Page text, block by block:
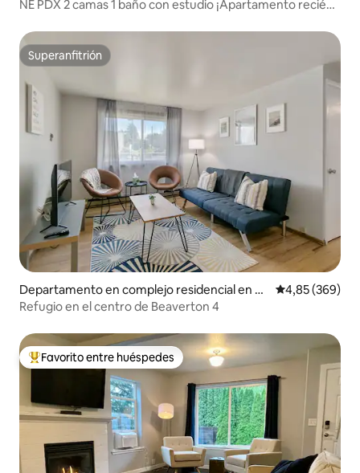
NE PDX 2 camas 1 baño con estudio ¡Apartamento recién
Superanfitrión
Superanfitrión
Departamento en complejo residencial en Be
averton
Calificación
4,85 (369)
Refugio en el centro de Beaverton 4
Favorito entre los huéspedes más destacados
Favorito entre huéspedes